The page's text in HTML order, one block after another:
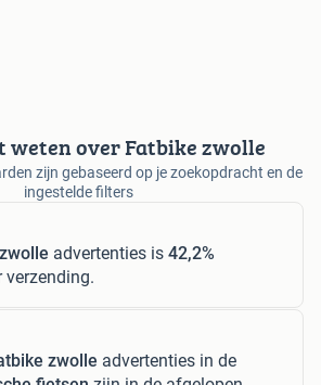
weten over Fatbike zwolle
zijn gebaseerd op je zoekopdracht en de
ingestelde filters
advertenties is 42,2%
verzending.
zwolle advertenties in de